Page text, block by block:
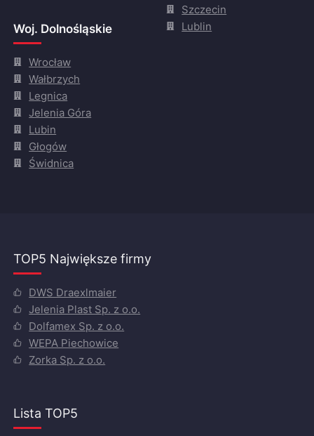
Woj. Dolnośląskie
Wrocław
Wałbrzych
Legnica
Jelenia Góra
Lubin
Głogów
Świdnica
Szczecin
Lublin
TOP5 Największe firmy
DWS Draexlmaier
Jelenia Plast Sp. z o.o.
Dolfamex Sp. z o.o.
WEPA Piechowice
Zorka Sp. z o.o.
Lista TOP5